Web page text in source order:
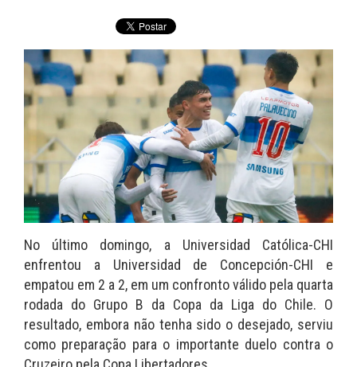
No último domingo, a Universidad Católica-CHI
enfrentou a Universidad de Concepción-CHI e
empatou em 2 a 2, em um confronto válido pela quarta
rodada do Grupo B da Copa da Liga do Chile. O
resultado, embora não tenha sido o desejado, serviu
como preparação para o importante duelo contra o